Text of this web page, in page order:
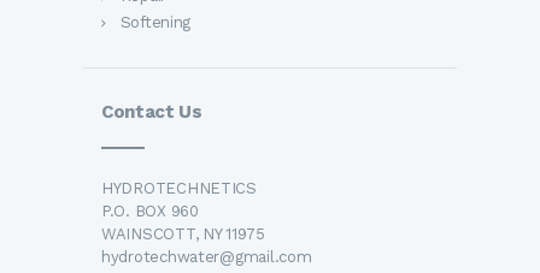
Softening
Contact Us
HYDROTECHNETICS
P.O. BOX 960
WAINSCOTT, NY 11975
hydrotechwater@gmail.com